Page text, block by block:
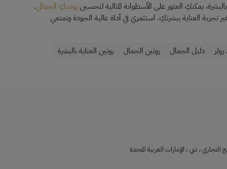
يمكنكِ العثور على الأسطوانة المثالية لتحسينروتينكِ الجمالي.
تجربة العناية ببشرتكِ. استثمري في أداة عالية الجودة وتمتعي
دليل الجمال روتين الجمال
روتين العناية بالبشرة
التجاري ، دبي ، الإمارات العربية المتحدة